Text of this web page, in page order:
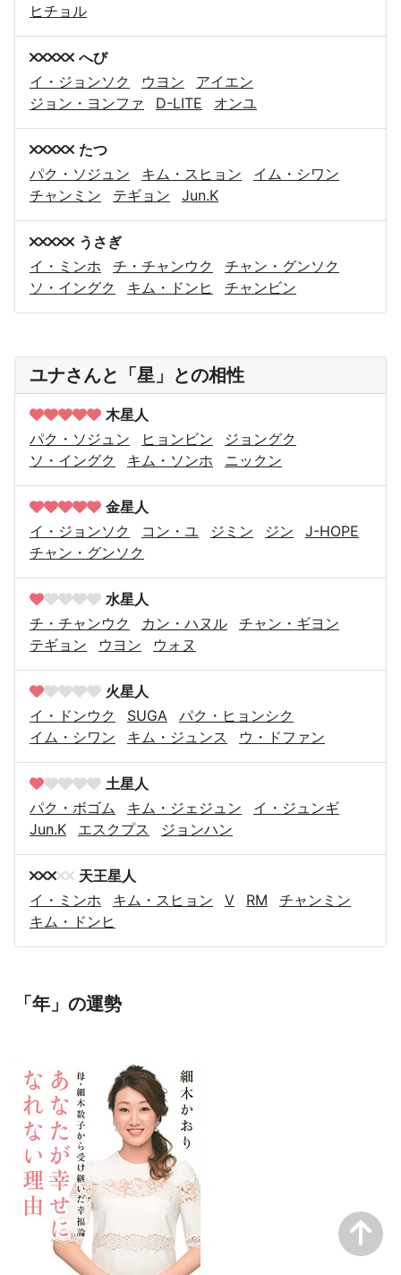
ヒチョル
へび
イ・ジョンソク
ウヨン
アイエン
ジョン・ヨンファ
D-LITE オンユ
たつ
パク・ソジュン
キム・スヒョン
イム・シワン
チャンミン
テギョン Jun.K
うさぎ
イ・ミンホ
チ・チャンウク
チャン・グンソク
ソ・イングク
キム・ドンヒ チャンビン
ユナさんと「星」との相性
木星人
パク・ソジュン
ヒョンビン
ジョングク
ソ・イングク
キム・ソンホ ニックン
金星人
イ・ジョンソク
コン・ユ ジミン ジン
J-HOPE
チャン・グンソク
水星人
チ・チャンウク
カン・ハヌル
チャン・ギヨン
テギョン
ウヨン ウォヌ
火星人
イ・ドンウク
SUGA
パク・ヒョンシク
イム・シワン
キム・ジュンス ウ・ドファン
土星人
パク・ボゴム
キム・ジェジュン
イ・ジュンギ
Jun.K
エスクプス ジョンハン
天王星人
イ・ミンホ
キム・スヒョン V RM
チャンミン
キム・ドンヒ
「年」の運勢